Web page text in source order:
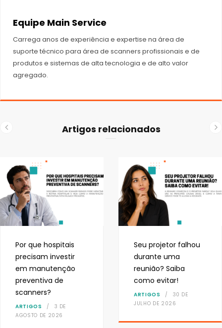
Equipe Main Service
Carrega anos de experiência e expertise na área de
suporte técnico para área de scanners profissionais e de
produtos e sistemas de alta tecnologia e de alto valor
agregado.
Artigos relacionados
Por que hospitais
precisam investir
em manutenção
preventiva de
scanners?
ARTIGOS
3 DE
AGOSTO DE 2026
Seu projetor falhou
durante uma
reunião? Saiba
como evitar!
ARTIGOS
30 DE
JULHO DE 2026